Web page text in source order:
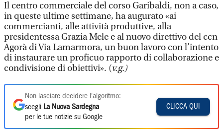
Il centro commerciale del corso Garibaldi, non a caso,
in queste ultime settimane, ha augurato «ai
commercianti, alle attività produttive, alla
presidentessa Grazia Mele e al nuovo direttivo del ccn
Agorà di Via Lamarmora, un buon lavoro con l’intento
di instaurare un proficuo rapporto di collaborazione e
condivisione di obiettivi». (v.g.)
Non lasciare decidere l'algoritmo:
scegli La Nuova Sardegna
per le tue notizie su Google
CLICCA QUI